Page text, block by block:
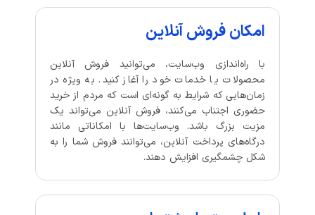
امکان فروش آنلاین
با راه‌اندازی وب‌سایت، می‌توانید فروش آنلاین
محصولات یا خدمات خود را آغاز کنید. به ویژه در
زمان‌هایی که شرایط به گونه‌ای است که مردم از خرید
حضوری اجتناب می‌کنند، فروش آنلاین می‌تواند یک
مزیت بزرگ باشد. وب‌سایت‌ها با امکاناتی مانند
درگاه‌های پرداخت آنلاین، می‌توانند فروش شما را به
شکل چشمگیری افزایش دهند.